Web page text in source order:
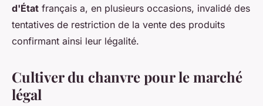
d'État français a, en plusieurs occasions, invalidé des
tentatives de restriction de la vente des produits
confirmant ainsi leur légalité.
Cultiver du chanvre pour le marché
légal